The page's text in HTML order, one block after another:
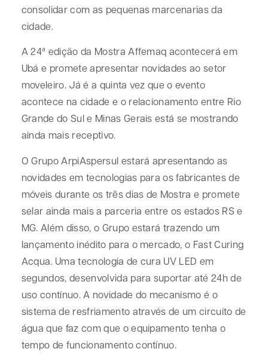
consolidar com as pequenas marcenarias da
cidade.
A 24ª edição da Mostra Affemaq acontecerá em
Ubá e promete apresentar novidades ao setor
moveleiro. Já é a quinta vez que o evento
acontece na cidade e o relacionamento entre Rio
Grande do Sul e Minas Gerais está se mostrando
ainda mais receptivo.
O Grupo ArpiAspersul estará apresentando as
novidades em tecnologias para os fabricantes de
móveis durante os três dias de Mostra e promete
selar ainda mais a parceria entre os estados RS e
MG. Além disso, o Grupo estará trazendo um
lançamento inédito para o mercado, o Fast Curing
Acqua. Uma tecnologia de cura UV LED em
segundos, desenvolvida para suportar até 24h de
uso contínuo. A novidade do mecanismo é o
sistema de resfriamento através de um circuito de
água que faz com que o equipamento tenha o
tempo de funcionamento contínuo.